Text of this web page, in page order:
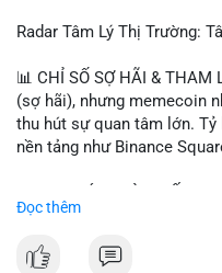
Radar Tâm Lý Thị Trường:
📊 CHỈ SỐ SỢ HÃI & THAM
(sợ hãi), nhưng memecoin
thu hút sự quan tâm lớn.
nền tảng như Binance
CASHCAT, SUI, TAO xuất
hấp dẫn. Bàn tán về SPCX
Đọc thêm